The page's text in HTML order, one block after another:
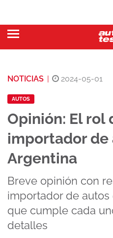
NOTICIAS | 2024-05-01
AUTOS
Opinión: El rol
importador de
Argentina
Breve opinión con
importador de
que cumple cada
detalles